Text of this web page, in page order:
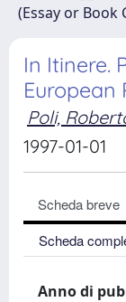
(Essay or Book
In Itinere.
European
Poli,
1997-01-01
Scheda breve
Scheda
Anno di